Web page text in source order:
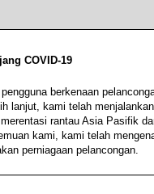
COVID-19
berkenaan
lanjut, kami telah
rantau Asia Pasifik
kami, kami telah
perniagaan pelancongan.